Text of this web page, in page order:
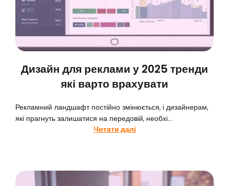
Дизайн для реклами у 2025 тренди
які варто врахувати
Рекламний ландшафт постійно змінюється, і дизайнерам,
які прагнуть залишатися на передовій, необхі...
Читати далі